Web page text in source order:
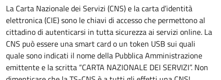
La Carta Nazionale dei Servizi (CNS) e la carta d’identità
elettronica (CIE) sono le chiavi di accesso che permettono al
cittadino di autenticarsi in tutta sicurezza ai servizi online. La
CNS può essere una smart card o un token USB sui quali
quale sono indicati il nome della Pubblica Amministrazione
emittente e la scritta “CARTA NAZIONALE DEI SERVIZI”. Non